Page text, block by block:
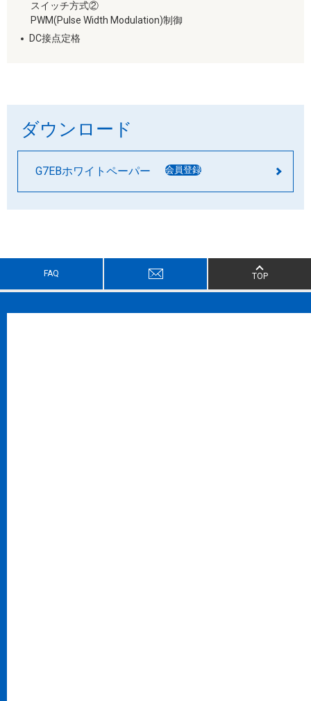
スイッチ方式②
PWM(Pulse Width Modulation)制御
DC接点定格
ダウンロード
G7EBホワイトペーパー 会員登録
FAQ TOP